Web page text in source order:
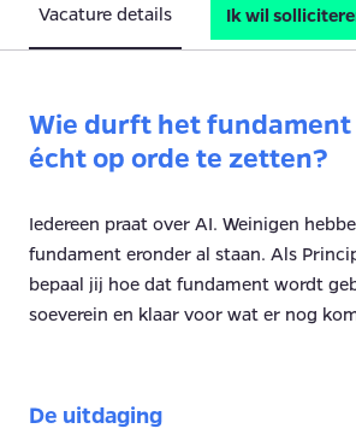
Vacature details Ik wil
Wie durft het fundament
écht op orde te zetten?
Iedereen praat over AI. Weinigen
fundament eronder al staan. Als
bepaal jij hoe dat fundament wordt
soeverein en klaar voor wat er nog
De uitdaging